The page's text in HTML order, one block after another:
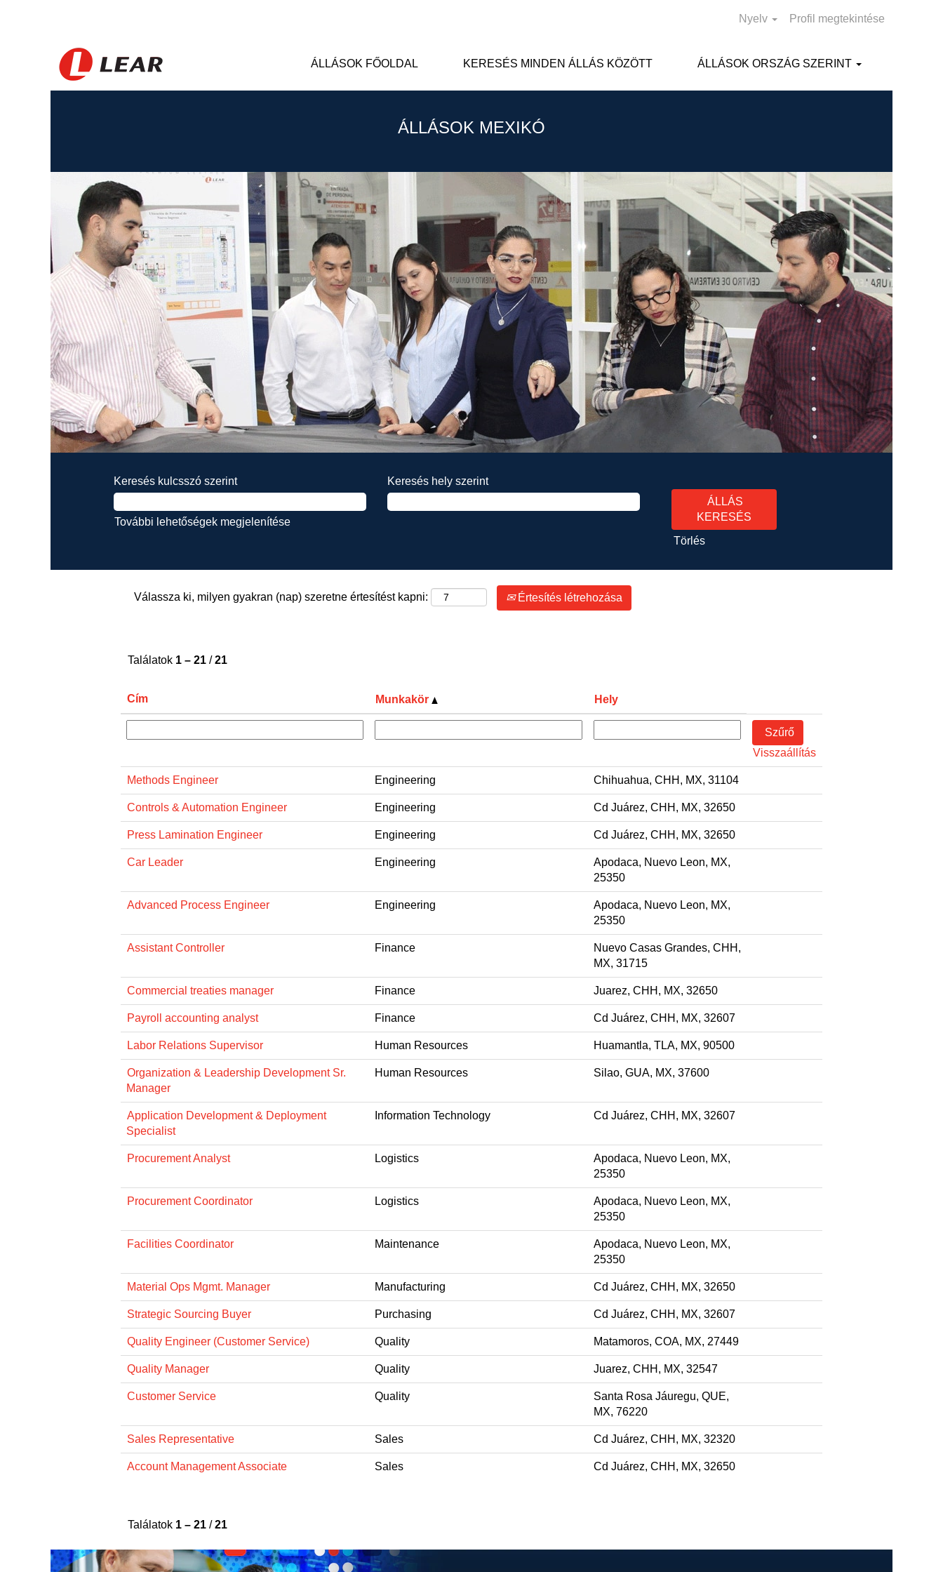
Nyelv Profil megtekintése
ÁLLÁSOK FŐOLDAL KERESÉS MINDEN ÁLLÁS KÖZÖTT ÁLLÁSOK ORSZÁG SZERINT
ÁLLÁSOK MEXIKÓ
Keresés kulcsszó szerint Keresés hely szerint
További lehetőségek megjelenítése
Törlés
Válassza ki, milyen gyakran (nap) szeretne értesítést kapni: Értesítés létrehozása
Találatok 1 – 21 /21
Cím Munkakör Hely
Visszaállítás
Methods Engineer Engineering Chihuahua, CHH, MX, 31104
Controls & Automation Engineer Engineering Cd Juárez, CHH, MX, 32650
Press Lamination Engineer Engineering Cd Juárez, CHH, MX, 32650
Car Leader Engineering
Apodaca, Nuevo Leon, MX,
25350
Advanced Process Engineer Engineering
Apodaca, Nuevo Leon, MX,
25350
Assistant Controller Finance
Nuevo Casas Grandes, CHH,
MX, 31715
Commercial treaties manager Finance Juarez, CHH, MX, 32650
Payroll accounting analyst Finance Cd Juárez, CHH, MX, 32607
Labor Relations Supervisor Human Resources Huamantla, TLA, MX, 90500
Organization & Leadership Development Sr.
Manager
Human Resources Silao, GUA, MX, 37600
Application Development & Deployment
Specialist
Information Technology Cd Juárez, CHH, MX, 32607
Procurement Analyst Logistics
Apodaca, Nuevo Leon, MX,
25350
Procurement Coordinator Logistics
Apodaca, Nuevo Leon, MX,
25350
Facilities Coordinator Maintenance
Apodaca, Nuevo Leon, MX,
25350
Material Ops Mgmt. Manager Manufacturing Cd Juárez, CHH, MX, 32650
Strategic Sourcing Buyer Purchasing Cd Juárez, CHH, MX, 32607
Quality Engineer (Customer Service) Quality Matamoros, COA, MX, 27449
Quality Manager Quality Juarez, CHH, MX, 32547
Customer Service Quality
Santa Rosa Jáuregu, QUE,
MX, 76220
Sales Representative Sales Cd Juárez, CHH, MX, 32320
Account Management Associate Sales Cd Juárez, CHH, MX, 32650
Találatok 1 – 21 /21